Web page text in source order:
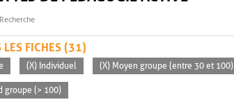
Recherche
LES FICHES (31)
(X) Individuel (X) Moyen groupe (entre 30 et 100)
groupe (> 100)